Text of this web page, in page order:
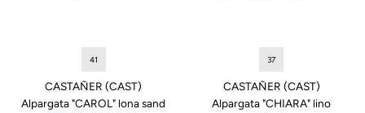
41
CASTAÑER (CAST)
Alpargata "CAROL" lona sand
37
CASTAÑER (CAST)
Alpargata "CHIARA" lino